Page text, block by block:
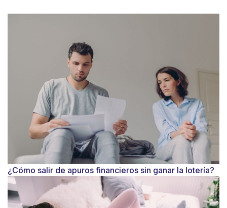
¿Cómo salir de apuros financieros sin ganar la lotería?